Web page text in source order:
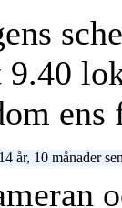
14 år, 10 månader